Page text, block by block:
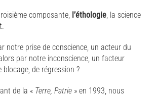
composante, l’éthologie, la science
notre prise de conscience, un acteur du
par notre inconscience, un facteur
blocage, de régression ?
de la « Terre, Patrie » en 1993, nous